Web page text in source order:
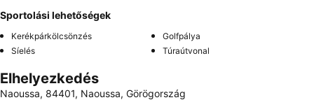
Sportolási lehetőségek
Kerékpárkölcsönzés
Golfpálya
Síelés
Túraútvonal
Elhelyezkedés
Naoussa, 84401, Naoussa, Görögország